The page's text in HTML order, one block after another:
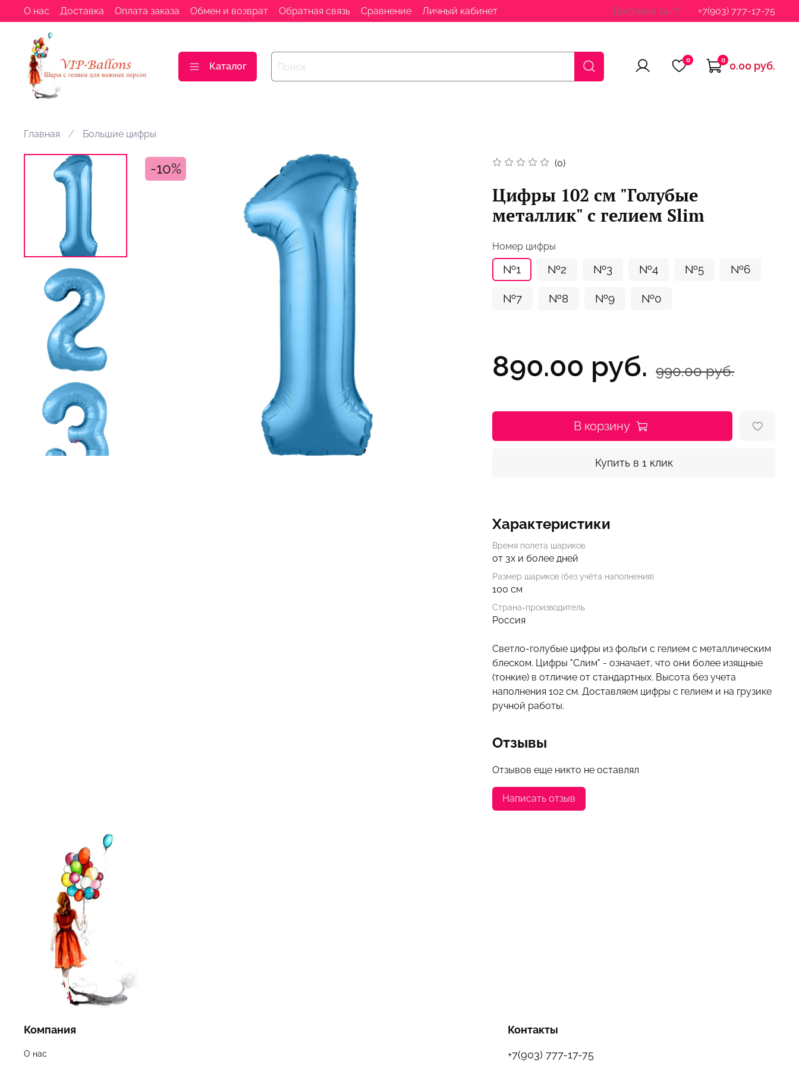
О нас Доставка Оплата заказа Обмен и возврат Обратная связь Сравнение Личный кабинет Доставка 24/7 +7(903) 777-17-75
Каталог
0 0 0.00 руб.
Главная Большие цифры
-10% (0)
Цифры 102 см "Голубые
металлик" с гелием Slim
Номер цифры
№1 №2 №3 №4 №5 №6
№7 №8 №9 №0
890.00 руб. 990.00 руб.
В корзину
Купить в 1 клик
Характеристики
Время полета шариков
от 3х и более дней
Размер шариков (без учёта наполнения)
100 см
Страна-производитель
Россия
Светло-голубые цифры из фольги с гелием с металлическим
блеском. Цифры "Слим" - означает, что они более изящные
(тонкие) в отличие от стандартных. Высота без учета
наполнения 102 см. Доставляем цифры с гелием и на грузике
ручной работы.
Отзывы
Отзывов еще никто не оставлял
Написать отзыв
Компания
О нас
Контакты
+7(903) 777-17-75